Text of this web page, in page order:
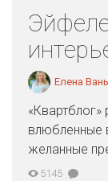
Елена
влюбленные
желанные
5145